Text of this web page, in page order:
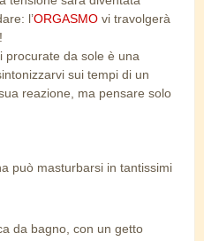
l’ORGASMO vi travolgerà
procurate da sole è una
sui tempi di un
reazione, ma pensare solo
può masturbarsi in tantissimi
da bagno, con un getto